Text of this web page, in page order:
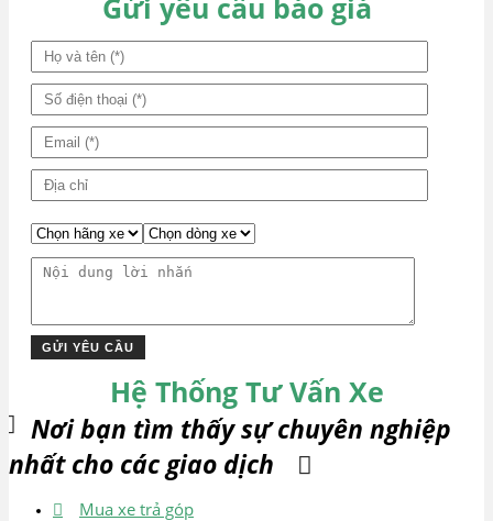
Hệ Thống Tư Vấn Xe
Nơi bạn tìm thấy sự chuyên nghiệp
nhất cho các giao dịch
Mua xe trả góp